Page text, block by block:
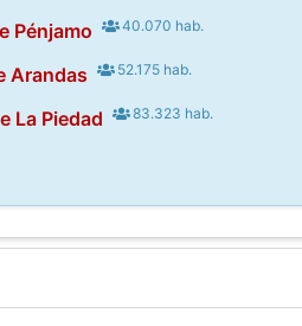
Pénjamo 40.070 hab.
Arandas 52.175 hab.
La Piedad 83.323 hab.